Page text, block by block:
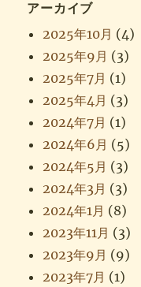
アーカイブ
2025年10月 (4)
2025年9月 (3)
2025年7月 (1)
2025年4月 (3)
2024年7月 (1)
2024年6月 (5)
2024年5月 (3)
2024年3月 (3)
2024年1月 (8)
2023年11月 (3)
2023年9月 (9)
2023年7月 (1)